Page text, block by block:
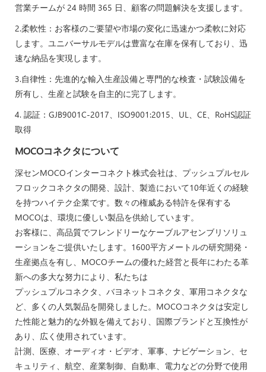
営業チームが 24 時間 365 日、顧客の問題解決を支援します。
2.柔軟性：お客様のご要望や市場の変化に迅速かつ柔軟に対応
します。ユニバーサルモデルは豊富な在庫を保有しており、迅
速な納品を実現します。
3.自律性：先進的な輸入生産設備と専門的な検査・試験設備を
所有し、生産と試験を自主的に完了します。
4. 認証：GJB9001C-2017、ISO9001:2015、UL、CE、RoHS認証
取得
MOCOコネクタについて
深センMOCOインターコネクト株式会社は、プッシュプルセル
フロックコネクタの開発、設計、製造において10年近くの経験
を持つハイテク企業です。数々の権威ある特許を保有する
MOCOは、環境に優しい製品を供給しています。
お客様に、高品質でフレンドリーなケーブルアセンブリソリュ
ーションをご提供いたします。1600平方メートルの研究開発・
生産拠点を有し、MOCOチームの優れた経営と長年にわたる革
新への多大な努力により、私たちは
プッシュプルコネクタ、バヨネットコネクタ、軍用コネクタな
ど、多くの人気製品を開発しました。MOCOコネクタは安定し
た性能と魅力的な外観を備えており、国際ブランドと互換性が
あり、広く使用されています。
計測、医療、オーディオ・ビデオ、軍事、ナビゲーション、セ
キュリティ、航空、産業制御、自動車、電力などの分野で使用